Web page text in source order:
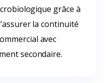
grâce à
la continuité
avec
secondaire.